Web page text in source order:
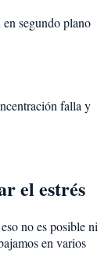
segundo plano
falla y
el estrés
no es posible ni
en varios